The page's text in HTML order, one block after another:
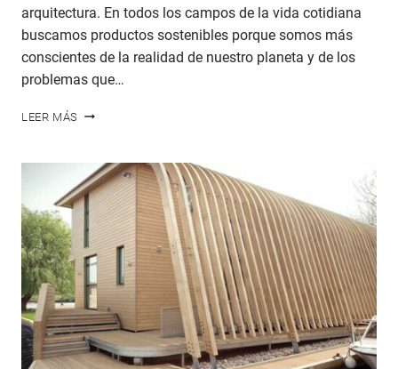
arquitectura. En todos los campos de la vida cotidiana
buscamos productos sostenibles porque somos más
conscientes de la realidad de nuestro planeta y de los
problemas que…
LEER MÁS ¿POR
MADERA
TERMOTRATADA
ES
TENDENCIA?
LAS
CLAVES
PARA
DISEÑAR
CON
EL
MATERIAL
DE